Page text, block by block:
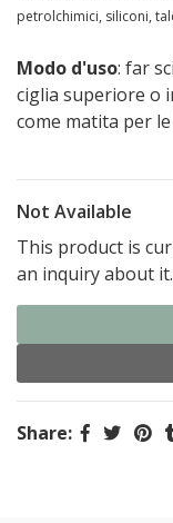
petrolchimici, siliconi,
Modo d'uso: far
ciglia superiore o
come matita per
Not Available
This product is
an inquiry about it.
Share: